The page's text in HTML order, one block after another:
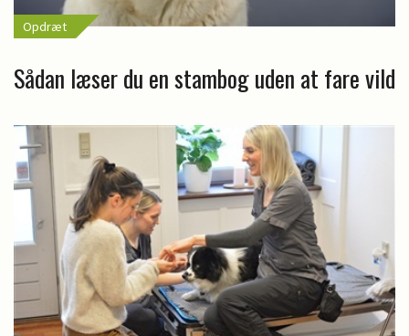
Opdræt
Sådan læser du en stambog uden at fare vild